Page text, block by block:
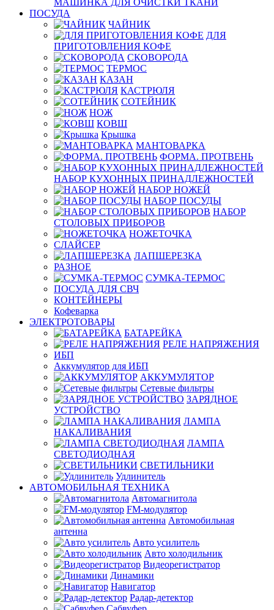
МАШИНКА ДЛЯ ОЧИСТКИ ТКАНИ
ПОСУДА
ЧАЙНИК
ДЛЯ
ПРИГОТОВЛЕНИЯ КОФЕ
СКОВОРОДА
ТЕРМОС
КАЗАН
КАСТРЮЛЯ
СОТЕЙНИК
НОЖ
КОВШ
Крышка
МАНТОВАРКА
ФОРМА. ПРОТВЕНЬ
НАБОР КУХОННЫХ ПРИНАДЛЕЖНОСТЕЙ
НАБОР НОЖЕЙ
НАБОР ПОСУДЫ
НАБОР
СТОЛОВЫХ ПРИБОРОВ
НОЖЕТОЧКА
СЛАЙСЕР
ЛАПШЕРЕЗКА
РАЗНОЕ
СУМКА-ТЕРМОС
ПОСУДА ДЛЯ СВЧ
КОНТЕЙНЕРЫ
Кофеварка
ЭЛЕКТРОТОВАРЫ
БАТАРЕЙКА
РЕЛЕ НАПРЯЖЕНИЯ
ИБП
Аккумулятор для ИБП
АККУМУЛЯТОР
Сетевые фильтры
ЗАРЯДНОЕ
УСТРОЙСТВО
ЛАМПА
НАКАЛИВАНИЯ
ЛАМПА
СВЕТОДИОДНАЯ
СВЕТИЛЬНИКИ
Удлинитель
АВТОМОБИЛЬНАЯ ТЕХНИКА
Автомагнитола
FM-модулятор
Автомобильная
антенна
Авто усилитель
Авто холодильник
Видеорегистратор
Динамики
Навигатор
Радар-детектор